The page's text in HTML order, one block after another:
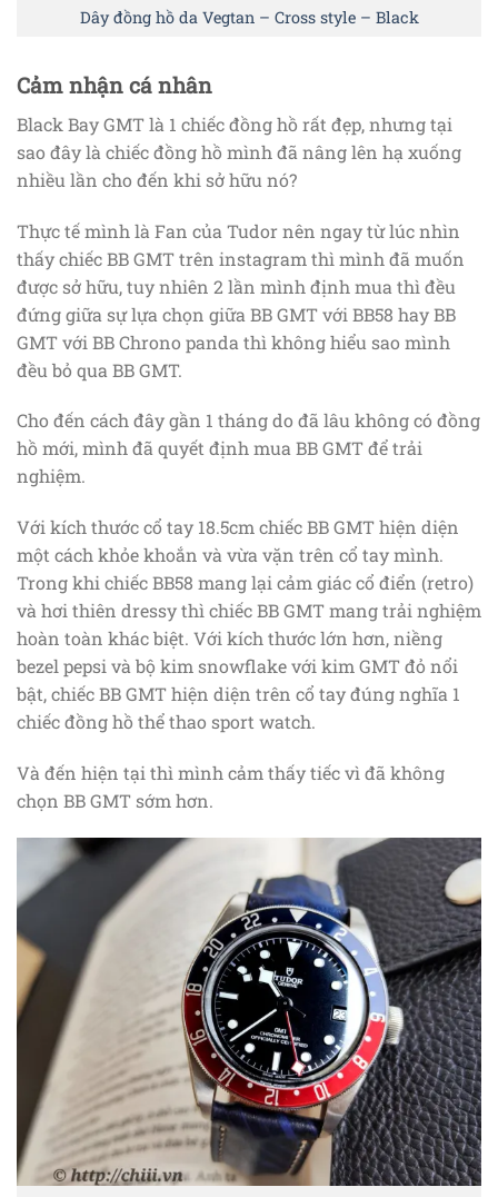
Dây đồng hồ da Vegtan – Cross style – Black
Cảm nhận cá nhân
Black Bay GMT là 1 chiếc đồng hồ rất đẹp, nhưng tại
sao đây là chiếc đồng hồ mình đã nâng lên hạ xuống
nhiều lần cho đến khi sở hữu nó?
Thực tế mình là Fan của Tudor nên ngay từ lúc nhìn
thấy chiếc BB GMT trên instagram thì mình đã muốn
được sở hữu, tuy nhiên 2 lần mình định mua thì đều
đứng giữa sự lựa chọn giữa BB GMT với BB58 hay BB
GMT với BB Chrono panda thì không hiểu sao mình
đều bỏ qua BB GMT.
Cho đến cách đây gần 1 tháng do đã lâu không có đồng
hồ mới, mình đã quyết định mua BB GMT để trải
nghiệm.
Với kích thước cổ tay 18.5cm chiếc BB GMT hiện diện
một cách khỏe khoắn và vừa vặn trên cổ tay mình.
Trong khi chiếc BB58 mang lại cảm giác cổ điển (retro)
và hơi thiên dressy thì chiếc BB GMT mang trải nghiệm
hoàn toàn khác biệt. Với kích thước lớn hơn, niềng
bezel pepsi và bộ kim snowflake với kim GMT đỏ nổi
bật, chiếc BB GMT hiện diện trên cổ tay đúng nghĩa 1
chiếc đồng hồ thể thao sport watch.
Và đến hiện tại thì mình cảm thấy tiếc vì đã không
chọn BB GMT sớm hơn.